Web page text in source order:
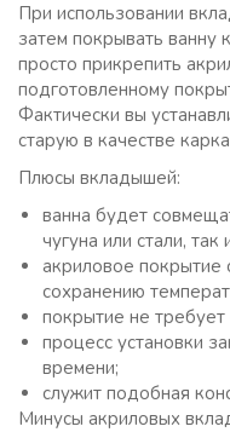
При использовании
затем покрывать ванну
просто прикрепить
подготовленному
Фактически вы
старую в качестве
Плюсы вкладышей:
ванна будет
чугуна или стали, так
акриловое покрытие
сохранению
покрытие не
процесс установки
времени;
служит подобная
Минусы акриловых